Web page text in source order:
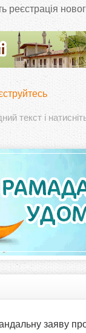
реєстрація
текст і
заяву